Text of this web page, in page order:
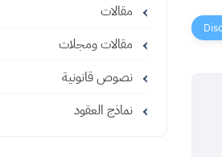
مقالات
مقالات ومجلات
نصوص قانونية
نماذج العقود